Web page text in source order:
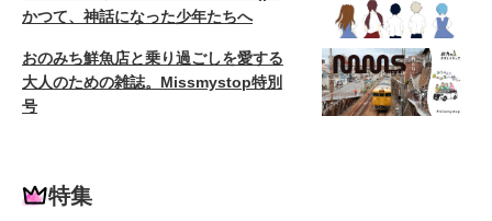
かつて、神話になった少年たちへ
おのみち鮮魚店と乗り過ごしを愛する
大人のための雑誌。Missmystop特別
号
特集